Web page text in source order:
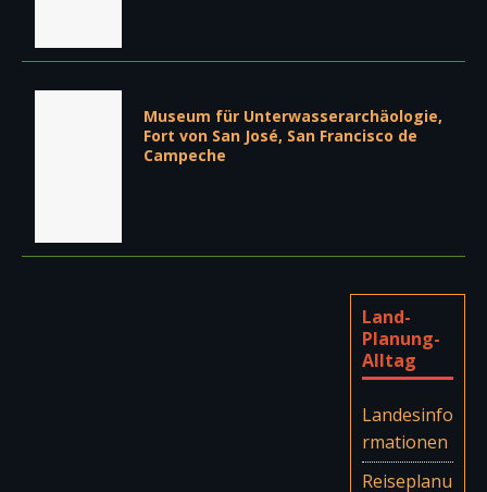
Museum für Unterwasserarchäologie,
Fort von San José, San Francisco de
Campeche
Land-
Planung-
Alltag
Landesinfo
rmationen
Reiseplanu